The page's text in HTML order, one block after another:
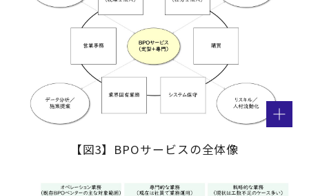
【図3】BPOサービスの全体像